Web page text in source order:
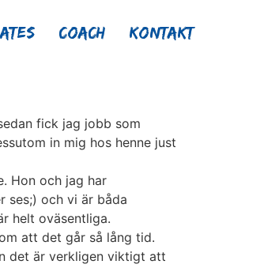
Coach Kontakt
fick jag jobb som
in mig hos henne just
Hon och jag har
ses;) och vi är båda
helt oväsentliga.
att det går så lång tid.
det är verkligen viktigt att